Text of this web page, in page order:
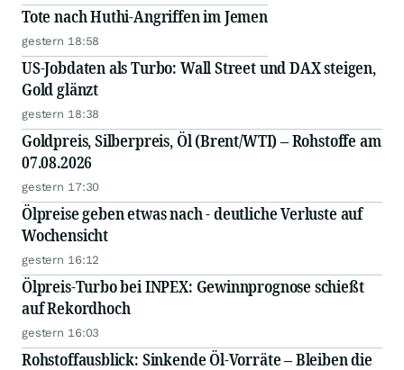
Tote nach Huthi-Angriffen im Jemen
gestern 18:58
US-Jobdaten als Turbo: Wall Street und DAX steigen,
Gold glänzt
gestern 18:38
Goldpreis, Silberpreis, Öl (Brent/WTI) – Rohstoffe am
07.08.2026
gestern 17:30
Ölpreise geben etwas nach - deutliche Verluste auf
Wochensicht
gestern 16:12
Ölpreis-Turbo bei INPEX: Gewinnprognose schießt
auf Rekordhoch
gestern 16:03
Rohstoffausblick: Sinkende Öl-Vorräte – Bleiben die